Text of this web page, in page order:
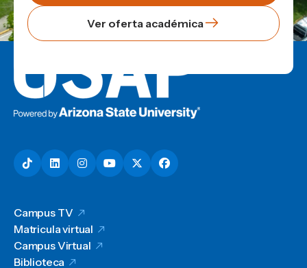
Ver oferta académica
Campus TV
Matricula virtual
Campus Virtual
Biblioteca